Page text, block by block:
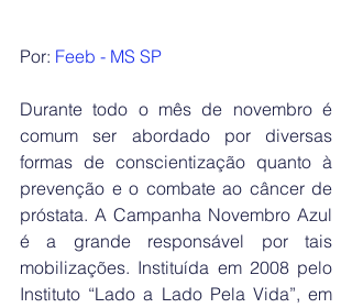
Por: Feeb - MS SP
Durante todo o mês de novembro é
comum ser abordado por diversas
formas de conscientização quanto à
prevenção e o combate ao câncer de
próstata. A Campanha Novembro Azul
é a grande responsável por tais
mobilizações. Instituída em 2008 pelo
Instituto “Lado a Lado Pela Vida”, em